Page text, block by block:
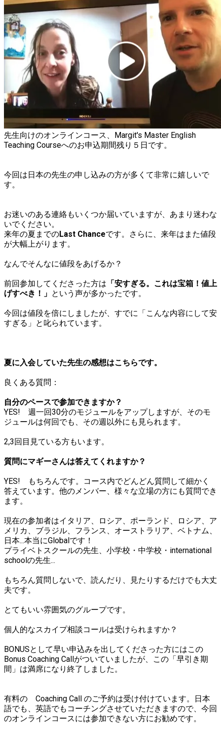
先生向けのオンラインコース、 Margit's Master English
Teaching Courseへのお申込期間残り５日です。
今回は日本の先生の申し込みの方が多くて非常に嬉しいで
す。
お迷いのある連絡もいくつか届いていますが、あまり迷わな
いでください。
来年の夏までのLast Chanceです。さらに、来年はまた値段
が大幅上がります。
なんでそんなに値段をあげるか？
前回参加してくださった方は 「安すぎる。これは宝箱！値上
げすべき！」 という声が多かったです。
今回は値段を倍にしましたが、すでに「こんな内容にして安
すぎる」と叱られています。
夏に入会していた先生の感想はこちらです。
良くある質問：
自分のペースで参加できますか？
YES! 週一回30分のモジュールをアップしますが、そのモ
ジュールは何回でも、その週以外にも見られます。
2,3回目見ている方もいます。
質問にマギーさんは答えてくれますか？
YES! もちろんです。コース内でどんどん質問して細かく
答えています。他のメンバー、様々な立場の方にも質問でき
ます。
現在の参加者はイタリア、ロシア、ポーランド、ロシア、ア
メリカ、ブラジル、フランス、オーストラリア、ベトナム、
日本...本当にGlobalです！
プライベトスクールの先生、小学校・中学校・international
schoolの先生...
もちろん質問しないで、読んだり、見たりするだけでも大丈
夫です。
とてもいい雰囲気のグループです。
個人的なスカイプ相談コールは受けられますか？
BONUSとして早い申込みを出してくださった方にはこの
Bonus Coaching Callがついていましたが、この「早引き期
間」は満席になり終了しました。
有料の Coaching Call のご予約は受け付けています。日本
語でも、英語でもコーチングさせていただきますので、今回
のオンラインコースには参加できない方にお勧めです。